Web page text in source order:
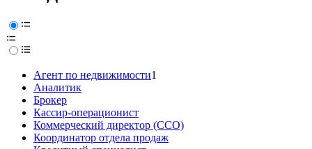
Агент по недвижимости1
Аналитик
Брокер
Кассир-операционист
Коммерческий директор (CCO)
Координатор отдела продаж